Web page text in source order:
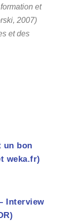
et
2007)
et des
un bon
weka.fr)
Interview